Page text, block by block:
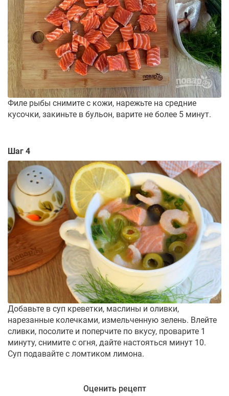
Филе рыбы снимите с кожи, нарежьте на средние
кусочки, закиньте в бульон, варите не более 5 минут.
Шаг 4
Добавьте в суп креветки, маслины и оливки,
нарезанные колечками, измельченную зелень. Влейте
сливки, посолите и поперчите по вкусу, проварите 1
минуту, снимите с огня, дайте настояться минут 10.
Суп подавайте с ломтиком лимона.
Оценить рецепт